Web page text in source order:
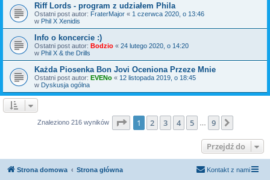
Riff Lords - program z udziałem Phila
Ostatni post autor: FraterMajor « 1 czerwca 2020, o 13:46
w Phil X Xenidis
Info o koncercie :)
Ostatni post autor: Bodzio « 24 lutego 2020, o 14:20
w Phil X & the Drills
Każda Piosenka Bon Jovi Oceniona Przeze Mnie
Ostatni post autor: EVENo « 12 listopada 2019, o 18:45
w Dyskusja ogólna
Znaleziono 216 wyników Strona1 z9
1 2 3 4 5 9
Przejdź do
Strona domowa Strona główna Kontakt z nami